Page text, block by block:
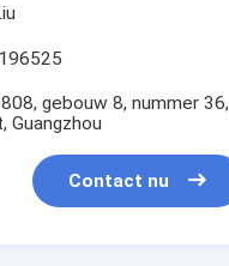
gebouw 8, nummer
Guangzhou
Contact nu